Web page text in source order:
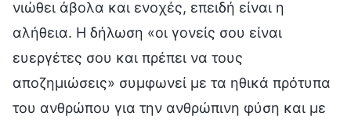
νιώθει άβολα και ενοχές, επειδή είναι η
αλήθεια. Η δήλωση «οι γονείς σου είναι
ευεργέτες σου και πρέπει να τους
αποζημιώσεις» συμφωνεί με τα ηθικά πρότυπα
του ανθρώπου για την ανθρώπινη φύση και με